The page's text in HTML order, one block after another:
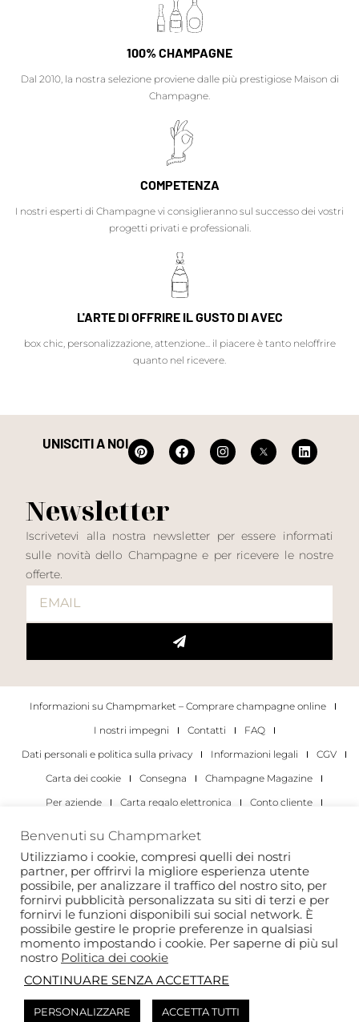
100% CHAMPAGNE
Dal 2010, la nostra selezione proviene dalle più prestigiose Maison di
Champagne.
COMPETENZA
I nostri esperti di Champagne vi consiglieranno sul successo dei vostri
progetti privati e professionali.
L'ARTE DI OFFRIRE IL GUSTO DI AVEC
box chic, personalizzazione, attenzione... il piacere è tanto neloffrire
quanto nel ricevere.
UNISCITI A NOI
Newsletter
Iscrivetevi alla nostra newsletter per essere informati
sulle novità dello Champagne e per ricevere le nostre
offerte.
Informazioni su Champmarket – Comprare champagne online
I nostri impegni
Contatti
FAQ
Dati personali e politica sulla privacy
Informazioni legali
CGV
Carta dei cookie
Consegna
Champagne Magazine
Per aziende
Carta regalo elettronica
Conto cliente
Per gli individui
Per le aziende
Copyright 2022 © tutti i diritti riservati. Champmarket.
Benvenuti su Champmarket
Utilizziamo i cookie, compresi quelli dei nostri
partner, per offrirvi la migliore esperienza utente
possibile, per analizzare il traffico del nostro sito, per
fornirvi pubblicità personalizzata su siti di terzi e per
fornirvi le funzioni disponibili sui social network. È
possibile gestire le proprie preferenze in qualsiasi
momento impostando i cookie. Per saperne di più sul
nostro Politica dei cookie
CONTINUARE SENZA ACCETTARE
PERSONALIZZARE ACCETTA TUTTI